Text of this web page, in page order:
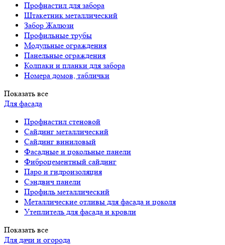
Профнастил для забора
Штакетник металлический
Забор Жалюзи
Профильные трубы
Модульные ограждения
Панельные ограждения
Колпаки и планки для забора
Номера домов, таблички
Показать все
Для фасада
Профнастил стеновой
Сайдинг металлический
Сайдинг виниловый
Фасадные и цокольные панели
Фиброцементный сайдинг
Паро и гидроизоляция
Сэндвич панели
Профиль металлический
Металлические отливы для фасада и цоколя
Утеплитель для фасада и кровли
Показать все
Для дачи и огорода